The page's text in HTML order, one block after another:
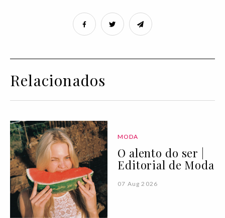
Relacionados
MODA
O alento do ser |
Editorial de Moda
07 Aug 2026